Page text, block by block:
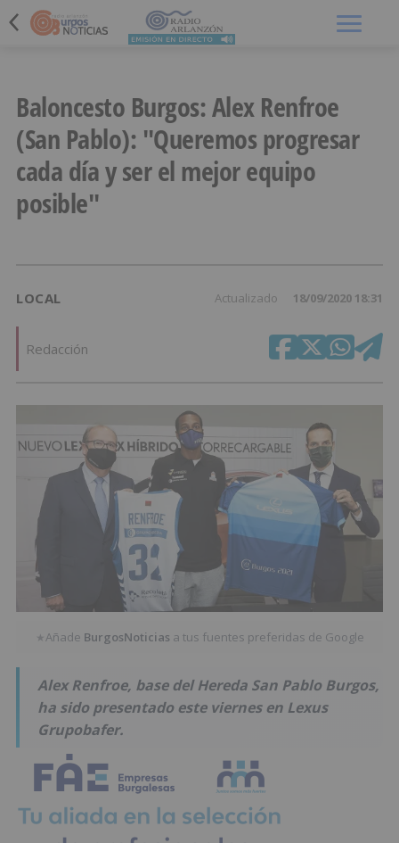
Baloncesto Burgos: Alex Renfroe
(San Pablo): "Queremos progresar
cada día y ser el mejor equipo
posible"
LOCAL Actualizado 18/09/2020 18:31
Redacción
★Añade BurgosNoticias a tus fuentes preferidas de Google
Alex Renfroe, base del Hereda San Pablo Burgos,
ha sido presentado este viernes en Lexus
Grupobafer.